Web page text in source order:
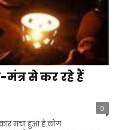
मंत्र से कर रहे हैं
0
मचा हुआ है.लोग